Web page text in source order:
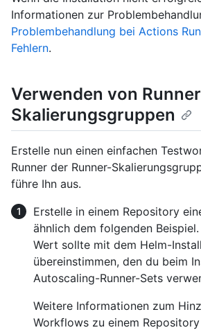
Informationen zur
Problembehandlung bei Actions
Fehlern.
Verwenden von
Skalierungsgruppen
Erstelle nun einen einfachen
Runner der Runner-
führe Ihn aus.
Erstelle in einem Repository
ähnlich dem folgenden
Wert sollte mit dem Helm-
übereinstimmen, den du beim
Autoscaling-Runner-Sets
Weitere Informationen zum
Workflows zu einem